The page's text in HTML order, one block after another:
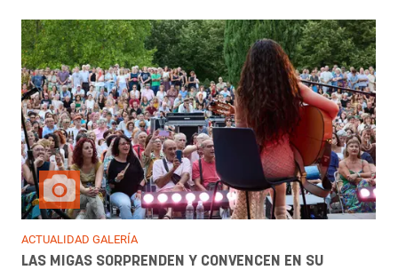
ACTUALIDAD GALERÍA
LAS MIGAS SORPRENDEN Y CONVENCEN EN SU